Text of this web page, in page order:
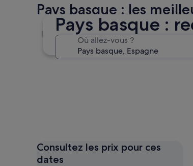
Pays basque :
Où allez-vous ?
Pays basque : les
Saint-Sébastien
Consultez les prix pour ces
dates